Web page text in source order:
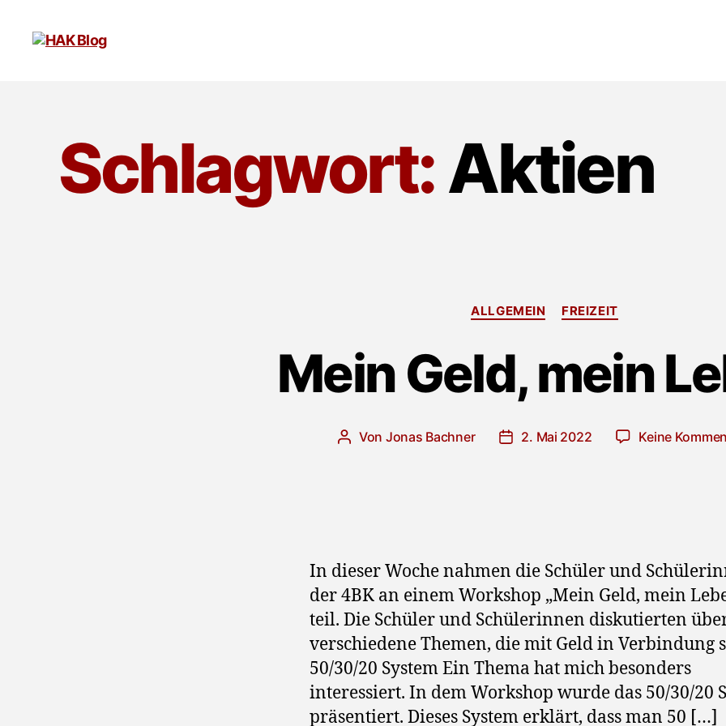
Schlagwort:Aktien
Kategorien
ALLGEMEIN FREIZEIT
Mein Geld, mein
Beitragsautor
Von Jonas Bachner Veröffentlichungsdatum
2. Mai 2022 Keine
In dieser Woche nahmen die Schüler und
der 4BK an einem Workshop „Mein Geld, mein
teil. Die Schüler und Schülerinnen diskutierten
verschiedene Themen, die mit Geld in Verbindung
50/30/20 System Ein Thema hat mich besonders
interessiert. In dem Workshop wurde das 50/30/20
präsentiert. Dieses System erklärt, dass man 50 […]